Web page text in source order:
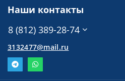
Наши контакты
8 (812) 389-28-74
3132477@mail.ru